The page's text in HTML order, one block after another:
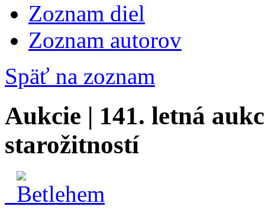
Zoznam diel
Zoznam autorov
Späť na zoznam
Aukcie | 141. letná
starožitností